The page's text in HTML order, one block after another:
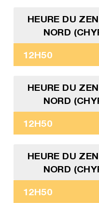
HEURE DU
NORD
12H50
HEURE DU
NORD
12H50
HEURE DU
NORD
12H50